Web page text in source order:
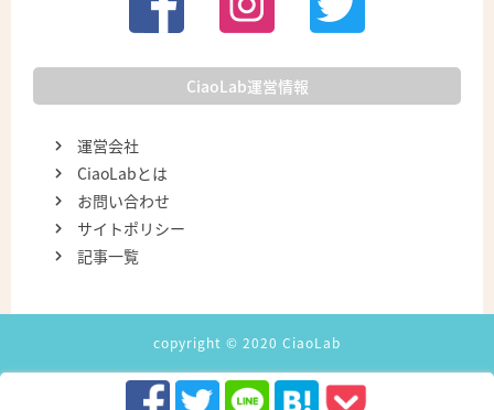
CiaoLab運営情報
運営会社
CiaoLabとは
お問い合わせ
サイトポリシー
記事一覧
copyright © 2020 CiaoLab